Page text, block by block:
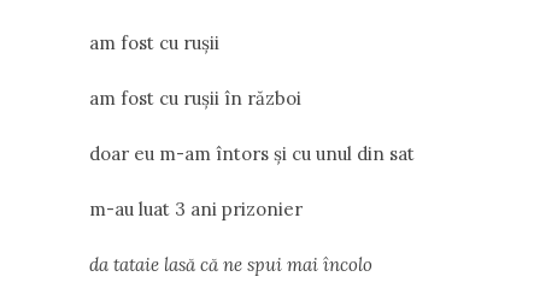
am fost cu ruşii
am fost cu ruşii în război
doar eu m-am întors şi cu unul din sat
m-au luat 3 ani prizonier
da tataie lasă că ne spui mai încolo